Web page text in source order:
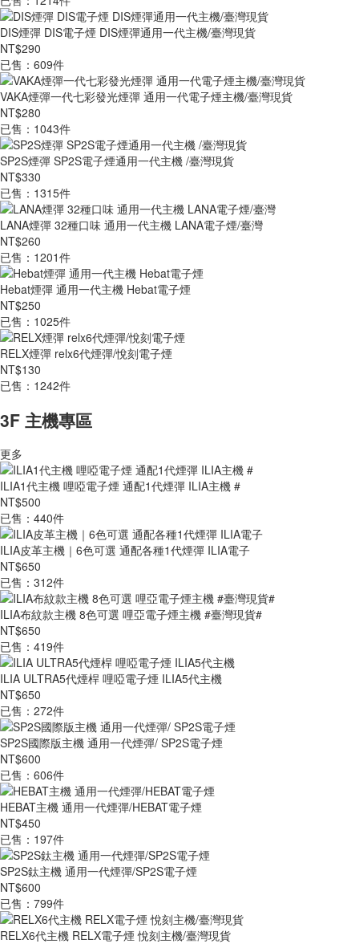
DIS煙彈 DIS電子煙 DIS煙彈通用一代主機/臺灣現貨
NT$290
已售：609件
VAKA煙彈一代七彩發光煙彈 通用一代電子煙主機/臺灣現貨
NT$280
已售：1043件
SP2S煙彈 SP2S電子煙通用一代主機 /臺灣現貨
NT$330
已售：1315件
LANA煙彈 32種口味 通用一代主機 LANA電子煙/臺灣
NT$260
已售：1201件
Hebat煙彈 通用一代主機 Hebat電子煙
NT$250
已售：1025件
RELX煙彈 relx6代煙彈/悅刻電子煙
NT$130
已售：1242件
3F 主機專區
更多
ILIA1代主機 哩啞電子煙 通配1代煙彈 ILIA主機 #
NT$500
已售：440件
ILIA皮革主機｜6色可選 通配各種1代煙彈 ILIA電子
NT$650
已售：312件
ILIA布紋款主機 8色可選 哩亞電子煙主機 #臺灣現貨#
NT$650
已售：419件
ILIA ULTRA5代煙桿 哩啞電子煙 ILIA5代主機
NT$650
已售：272件
SP2S國際版主機 通用一代煙彈/ SP2S電子煙
NT$600
已售：606件
HEBAT主機 通用一代煙彈/HEBAT電子煙
NT$450
已售：197件
SP2S鈦主機 通用一代煙彈/SP2S電子煙
NT$600
已售：799件
RELX6代主機 RELX電子煙 悅刻主機/臺灣現貨